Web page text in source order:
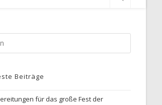
Beiträge
für das große Fest der